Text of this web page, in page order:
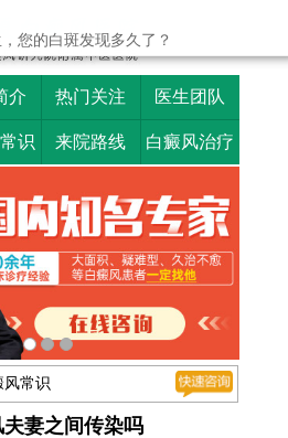
介 热门关注 医生团队
识 来院路线 白癜风治疗
风常识
夫妻之间传染吗
您的白斑发现多久了？